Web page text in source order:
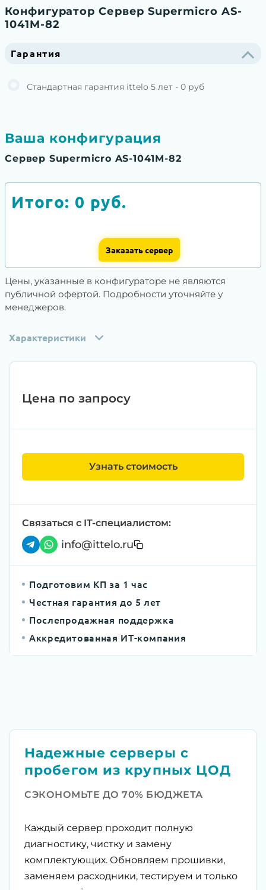
Конфигуратор Сервер Supermicro AS-
1041M-82
Гарантия
Стандартная гарантия ittelo 5 лет - 0 руб
Ваша конфигурация
Сервер Supermicro AS-1041M-82
Итого: 0 руб.
Заказать сервер
Цены, указанные в конфигураторе не являются
публичной офертой. Подробности уточняйте у
менеджеров.
Характеристики
Цена по запросу
Узнать стоимость
Связаться с IT-специалистом:
info@ittelo.ru
Подготовим КП за 1 час
Честная гарантия до 5 лет
Послепродажная поддержка
Аккредитованная ИТ-компания
Надежные серверы с
пробегом из крупных ЦОД
СЭКОНОМЬТЕ ДО 70% БЮДЖЕТА
Каждый сервер проходит полную
диагностику, чистку и замену
комплектующих. Обновляем прошивки,
заменяем расходники, тестируем и только